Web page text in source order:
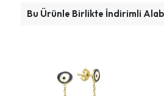
Bu Ürünle Birlikte İndirimli